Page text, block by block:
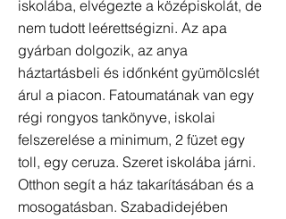
iskolába, elvégezte a középiskolát, de
nem tudott leérettségizni. Az apa
gyárban dolgozik, az anya
háztartásbeli és időnként gyümölcslét
árul a piacon. Fatoumatának van egy
régi rongyos tankönyve, iskolai
felszerelése a minimum, 2 füzet egy
toll, egy ceruza. Szeret iskolába járni.
Otthon segít a ház takarításában és a
mosogatásban. Szabadidejében